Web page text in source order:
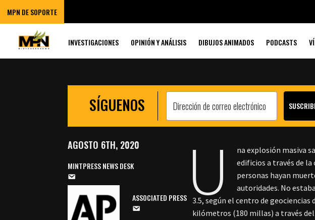
MPN DE SOPORTE
INVESTIGACIONES OPINIÓN Y ANÁLISIS DIBUJOS ANIMADOS PODCASTS
BEIRUT
SÍGUENOS
U
na explosión masiva
edificios a través de la
personas hayan
autoridades. No
3.5, según el centro de geociencias
kilómetros (180 millas) a través
AGOSTO 6TH, 2020
MINTPRESS NEWS DESK
ASSOCIATED PRESS